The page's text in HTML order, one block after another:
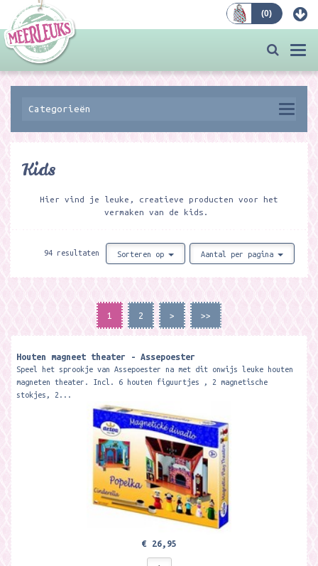
(0)
Categorieën
Kids
Hier vind je leuke, creatieve producten voor het
vermaken van de kids.
94 resultaten Sorteren op Aantal per pagina
1 2 > >>
Houten magneet theater - Assepoester
Speel het sprookje van Assepoester na met dit onwijs leuke houten
magneten theater. Incl. 6 houten figuurtjes , 2 magnetische
stokjes, 2...
€ 26,95